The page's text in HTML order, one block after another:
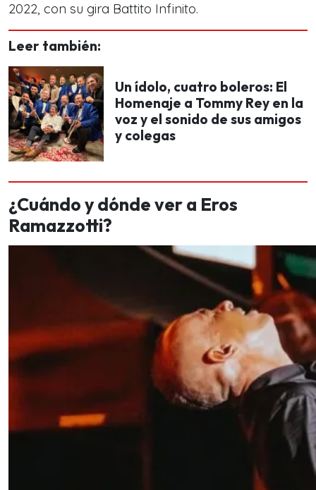
2022, con su gira Battito Infinito.
Leer también:
Un ídolo, cuatro boleros: El
Homenaje a Tommy Rey en la
voz y el sonido de sus amigos
y colegas
¿Cuándo y dónde ver a Eros
Ramazzotti?